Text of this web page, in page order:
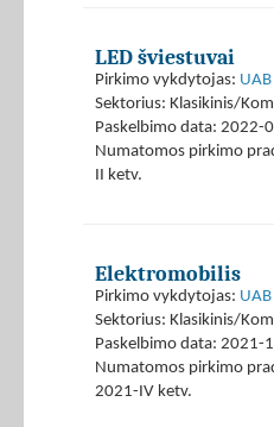
LED šviestuvai
Pirkimo vykdytojas:
Sektorius: Klasikinis/
Paskelbimo data: 2022-
Numatomos pirkimo
II ketv.
Elektromobilis
Pirkimo vykdytojas:
Sektorius: Klasikinis/
Paskelbimo data: 2021-
Numatomos pirkimo
2021-IV ketv.